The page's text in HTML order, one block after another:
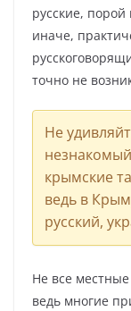
русские,
иначе,
точно не
Не
незнакомый
крымские
ведь в
русский,
Не все
ведь многие